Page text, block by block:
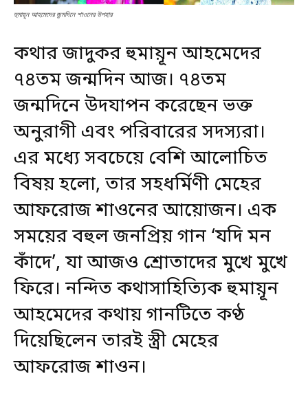
হুমায়ূন আহমেদের জন্মদিনে শাওনের উপহার
কথার জাদুকর হুমায়ূন আহমেদের
৭৪তম জন্মদিন আজ। ৭৪তম
জন্মদিনে উদযাপন করেছেন ভক্ত
অনুরাগী এবং পরিবারের সদস্যরা।
এর মধ্যে সবচেয়ে বেশি আলোচিত
বিষয় হলো, তার সহধর্মিণী মেহের
আফরোজশাওনেরআয়োজন। এক
সময়ের বহুল জনপ্রিয় গান ‘যদি মন
কাঁদে’, যা আজও শ্রোতাদের মুখে মুখে
ফিরে। নন্দিত কথাসাহিত্যিক হুমায়ূন
আহমেদের কথায় গানটিতে কণ্ঠ
দিয়েছিলেন তারই স্ত্রী মেহের
আফরোজ শাওন।